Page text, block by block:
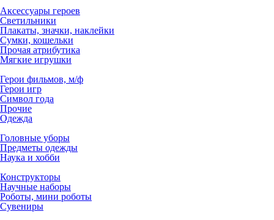
Аксессуары героев
Светильники
Плакаты, значки, наклейки
Сумки, кошельки
Прочая атрибутика
Мягкие игрушки
Герои фильмов, м/ф
Герои игр
Символ года
Прочие
Одежда
Головные уборы
Предметы одежды
Наука и хобби
Конструкторы
Научные наборы
Роботы, мини роботы
Сувениры